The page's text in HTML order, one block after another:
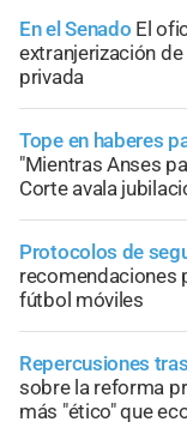
En el Senado El
extranjerización
privada
Tope en haberes
"Mientras Anses
Corte avala
Protocolos de
recomendaciones
fútbol móviles
Repercusiones
sobre la reforma
más "ético" que